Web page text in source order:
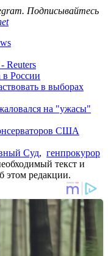
Подписывайтесь
Reuters
в России
в выборах
на "ужасы"
США
Суд, генпрокурор
текст и
этом редакции.